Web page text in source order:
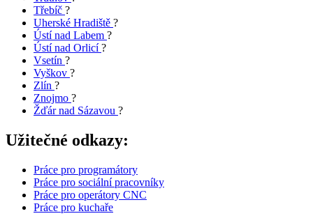
Třebíč ?
Uherské Hradiště ?
Ústí nad Labem ?
Ústí nad Orlicí?
Vsetín ?
Vyškov ?
Zlín ?
Znojmo ?
Žďár nad Sázavou ?
Užitečné odkazy:
Práce pro programátory
Práce pro sociální pracovníky
Práce pro operátory CNC
Práce pro kuchaře